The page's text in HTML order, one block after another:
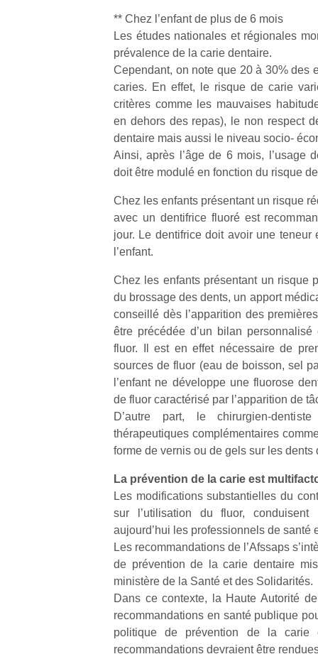
** Chez l’enfant de plus de 6 mois
Les études nationales et régionales
prévalence de la carie dentaire.
Cependant, on note que 20 à 30% des
caries. En effet, le risque de carie
critères comme les mauvaises
en dehors des repas), le non respect
dentaire mais aussi le niveau socio-
Ainsi, après l’âge de 6 mois, l’usage
doit être modulé en fonction du risque
Chez les enfants présentant un risque
avec un dentifrice fluoré est
jour. Le dentifrice doit avoir une teneur
l’enfant.
Chez les enfants présentant un risque
du brossage des dents, un apport
conseillé dès l’apparition des
être précédée d’un bilan
fluor. Il est en effet nécessaire de
sources de fluor (eau de boisson, sel
l’enfant ne développe une fluorose
de fluor caractérisé par l’apparition de
D’autre part, le chirurgien-
thérapeutiques complémentaires
forme de vernis ou de gels sur les dents
La prévention de la carie est
Les modifications substantielles du
sur l’utilisation du fluor, conduisent
aujourd’hui les professionnels de santé
Les recommandations de l’Afssaps
de prévention de la carie dentaire
ministère de la Santé et des Solidarités.
Dans ce contexte, la Haute Autorité
recommandations en santé publique
politique de prévention de la carie
recommandations devraient être
NextGen,
une
nouvelle
trottinette
mécanique
Beeper
Les
enfants
souvent
d’énergie.
occupations
simple.
Conjuguer
divertissement,
activité
physique
ou
apprentissage…
Des
trampolines
pour les
grands et
les petits !
Durant les
vacances
estivales
retour des
beaux
jours, c’est
pour les
de…